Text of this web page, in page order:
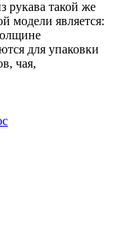
рукава такой же
модели является:
для упаковки
чая,